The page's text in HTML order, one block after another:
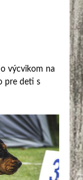
výcvikom na
pre deti s